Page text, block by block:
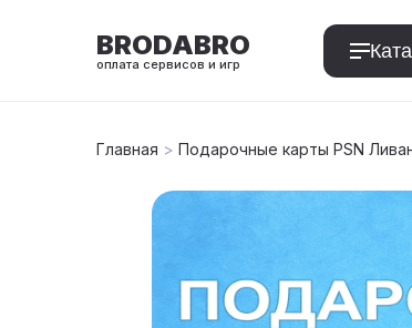
BRODABRO
оплата сервисов и игр
Главная > Подарочные карты PSN